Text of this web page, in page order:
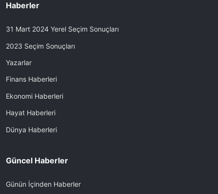
Haberler
31 Mart 2024 Yerel Seçim Sonuçları
2023 Seçim Sonuçları
Yazarlar
Finans Haberleri
Ekonomi Haberleri
Hayat Haberleri
Dünya Haberleri
Güncel Haberler
Günün İçinden Haberler